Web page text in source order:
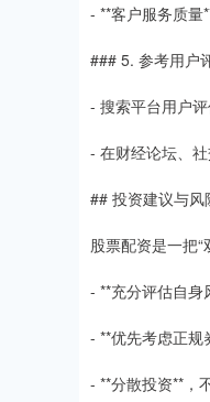
- **客户服务质量
### 5. 参考用户
- 搜索平台用户
- 在财经论坛、
## 投资建议与风
股票配资是一把
- **充分评估自身
- **优先考虑正规
- **分散投资**，